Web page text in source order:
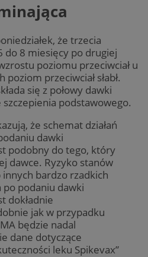
że trzecia
do 8 miesięcy po drugiej
poziomu przeciwciał u
przeciwciał słabł.
się z połowy dawki
podstawowego.
że schemat działań
dawki
podobny do tego, który
dawce. Ryzyko stanów
bardzo rzadkich
podaniu dawki
dokładnie
jak w przypadku
będzie nadal
dane dotyczące
leku Spikevax”